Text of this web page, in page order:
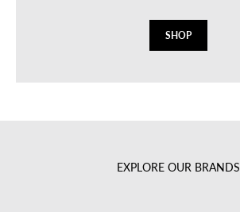
SHOP
EXPLORE OUR BRANDS